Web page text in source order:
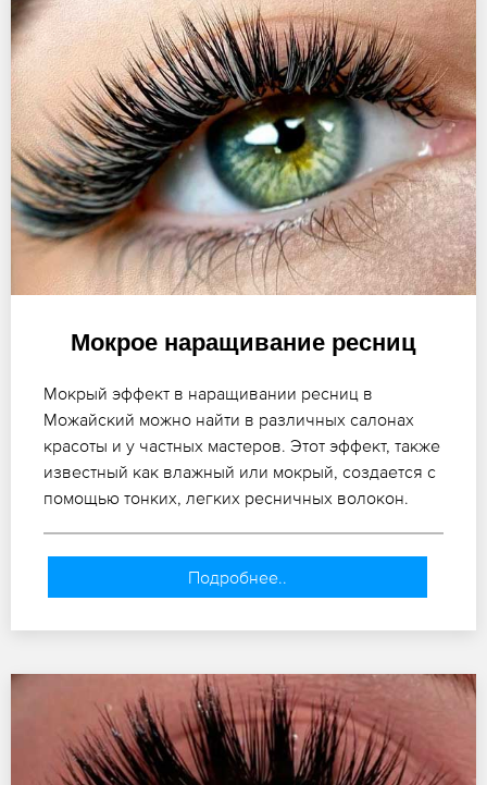
Мокрое наращивание ресниц
Мокрый эффект в наращивании ресниц в
Можайский можно найти в различных салонах
красоты и у частных мастеров. Этот эффект, также
известный как влажный или мокрый, создается с
помощью тонких, легких ресничных волокон.
Подробнее..